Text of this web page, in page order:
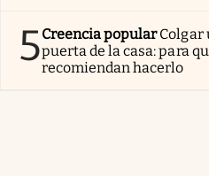
5Creencia popularColgar
puerta de la casa: para
recomiendan hacerlo